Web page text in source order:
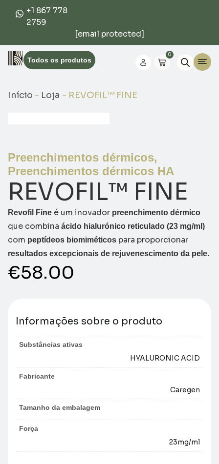
+1 867 778
2759
[email protected]
Todos os produtos
0
Início - Loja - REVOFIL™ FINE
Preenchimentos dérmicos,
Preenchimentos dérmicos HA
REVOFIL™ FINE
Revofil Fine é um inovador preenchimento dérmico
que combina ácido hialurónico reticulado (23 mg/ml)
com peptídeos biomiméticos para proporcionar
resultados excepcionais de rejuvenescimento da pele.
€58.00
Informações sobre o produto
Substâncias ativas
HYALURONIC ACID
Fabricante
Caregen
Tamanho da embalagem
Força
23mg/ml